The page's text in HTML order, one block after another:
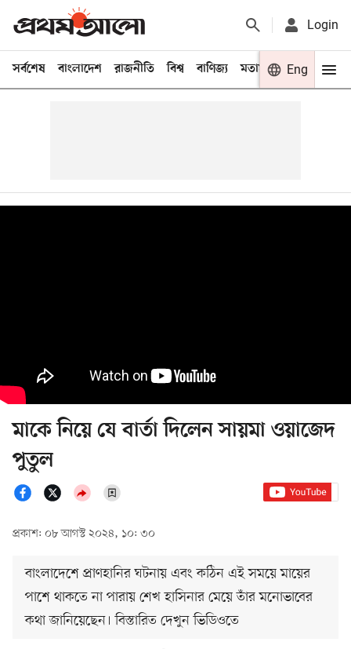
Login
সর্বশেষ বাংলাদেশ রাজনীতি বিশ্ব বাণিজ্য মতামত খেলা
Eng
মাকে নিয়ে যে বার্তা দিলেন সায়মা ওয়াজেদ
পুতুল
প্রকাশ: ০৮ আগস্ট ২০২৪, ১০: ৩০
বাংলাদেশে প্রাণহানির ঘটনায় এবং কঠিন এই সময়ে মায়ের
পাশে থাকতে না পারায় শেখ হাসিনার মেয়ে তাঁর মনোভাবের
কথা জানিয়েছেন। বিস্তারিত দেখুন ভিডিওতে